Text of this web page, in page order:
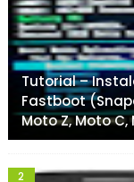
Tutorial –
Fastboot
Moto Z, Moto